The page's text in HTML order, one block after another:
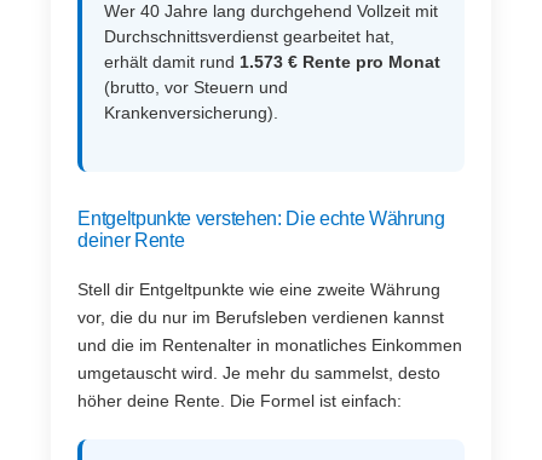
Wer 40 Jahre lang durchgehend Vollzeit mit
Durchschnittsverdienst gearbeitet hat,
erhält damit rund1.573 € Rente pro Monat
(brutto, vor Steuern und
Krankenversicherung).
Entgeltpunkte verstehen: Die echte Währung
deiner Rente
Stell dir Entgeltpunkte wie eine zweite Währung
vor, die du nur im Berufsleben verdienen kannst
und die im Rentenalter in monatliches Einkommen
umgetauscht wird. Je mehr du sammelst, desto
höher deine Rente. Die Formel ist einfach: